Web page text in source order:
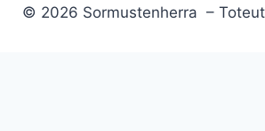
© 2026 Sormustenherra –